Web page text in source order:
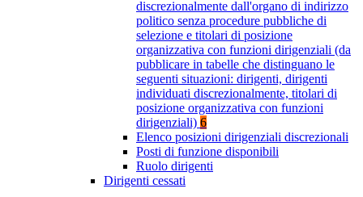
discrezionalmente dall'organo di indirizzo
politico senza procedure pubbliche di
selezione e titolari di posizione
organizzativa con funzioni dirigenziali (da
pubblicare in tabelle che distinguano le
seguenti situazioni: dirigenti, dirigenti
individuati discrezionalmente, titolari di
posizione organizzativa con funzioni
dirigenziali) 6
Elenco posizioni dirigenziali discrezionali
Posti di funzione disponibili
Ruolo dirigenti
Dirigenti cessati